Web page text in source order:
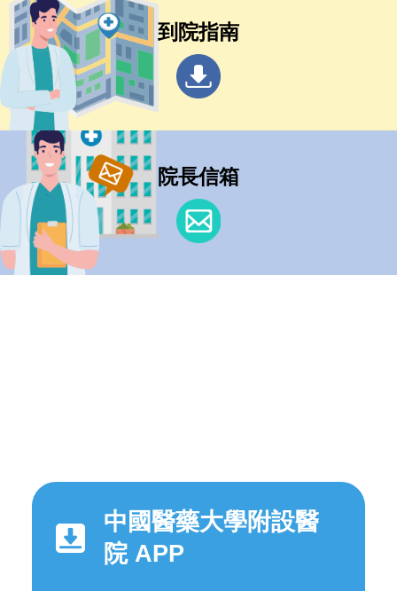
到院指南
院長信箱
中國醫藥大學附設醫
院 APP